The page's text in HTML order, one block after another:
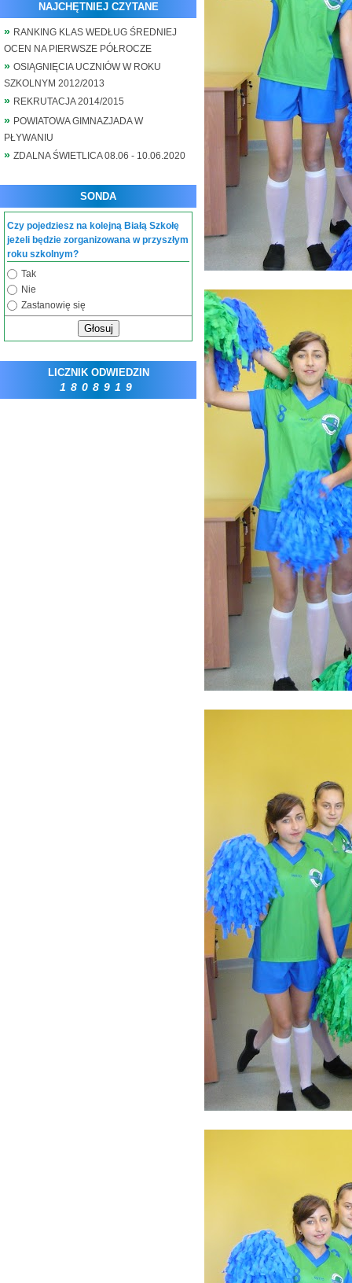
NAJCHĘTNIEJ CZYTANE
RANKING KLAS WEDŁUG ŚREDNIEJ
OCEN NA PIERWSZE PÓŁROCZE
OSIĄGNIĘCIA UCZNIÓW W ROKU
SZKOLNYM 2012/2013
REKRUTACJA 2014/2015
POWIATOWA GIMNAZJADA W
PŁYWANIU
ZDALNA ŚWIETLICA 08.06 - 10.06.2020
SONDA
Czy pojedziesz na kolejną Białą Szkołę
jeżeli będzie zorganizowana w przyszłym
roku szkolnym?
Tak
Nie
Zastanowię się
Głosuj
LICZNIK ODWIEDZIN
1808919